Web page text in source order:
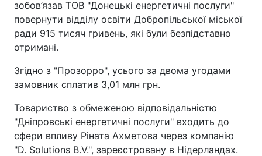
зобов’язав ТОВ "Донецькі енергетичні послуги"
повернути відділу освіти Добропільської міської
ради 915 тисяч гривень, які були безпідставно
отримані.
Згідно з "Прозорро", усього за двома угодами
замовник сплатив 3,01 млн грн.
Товариство з обмеженою відповідальністю
"Дніпровські енергетичні послуги" входить до
сфери впливу Ріната Ахметова через компанію
"D. Solutions B.V.", зареєстровану в Нідерландах.